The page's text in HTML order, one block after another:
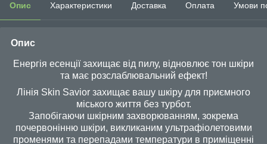
Опис Характеристики Доставка Оплата Умови
Опис
Енергія есенції захищає від пилу, відновлює тон шкіри
та має розслаблювальний ефект!
Лінія Skin Savior захищає вашу шкіру для приємного
міського життя без турбот.
Запобігаючи шкірним захворюванням, зокрема
почервонінню шкіри, викликаним ультрафіолетовими
променями та перепадами температури в приміщенні